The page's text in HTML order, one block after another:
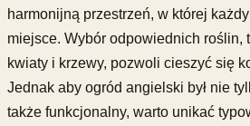
harmonijną przestrzeń, w której
miejsce. Wybór odpowiednich roślin,
kwiaty i krzewy, pozwoli cieszyć się
Jednak aby ogród angielski był nie
także funkcjonalny, warto unikać